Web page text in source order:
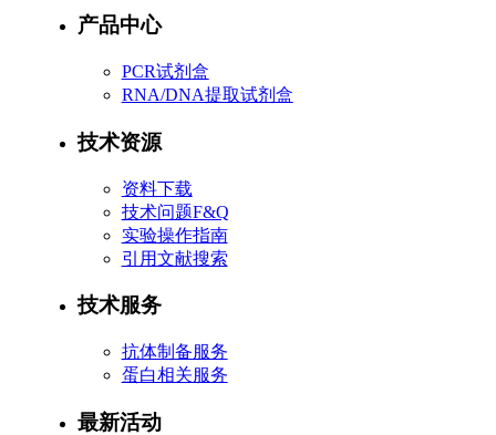
产品中心
PCR试剂盒
RNA/DNA提取试剂盒
技术资源
资料下载
技术问题F&Q
实验操作指南
引用文献搜索
技术服务
抗体制备服务
蛋白相关服务
最新活动